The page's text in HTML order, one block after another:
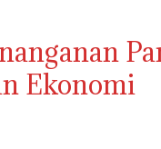
Ekonomi